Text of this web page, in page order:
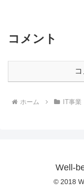
コメント
ホーム IT事業
Well-
© 2018